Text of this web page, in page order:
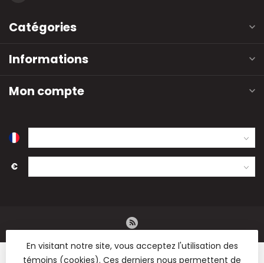
Catégories
Informations
Mon compte
€
En visitant notre site, vous acceptez l'utilisation des
témoins (cookies). Ces derniers nous permettent de